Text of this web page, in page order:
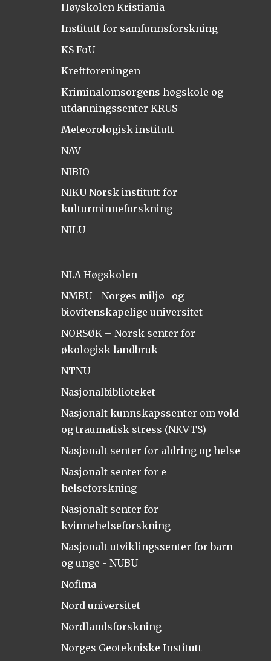
Høyskolen Kristiania
Institutt for samfunnsforskning
KS FoU
Kreftforeningen
Kriminalomsorgens høgskole og
utdanningssenter KRUS
Meteorologisk institutt
NAV
NIBIO
NIKU Norsk institutt for
kulturminneforskning
NILU
NLA Høgskolen
NMBU - Norges miljø- og
biovitenskapelige universitet
NORSØK – Norsk senter for
økologisk landbruk
NTNU
Nasjonalbiblioteket
Nasjonalt kunnskapssenter om vold
og traumatisk stress (NKVTS)
Nasjonalt senter for aldring og helse
Nasjonalt senter for e-
helseforskning
Nasjonalt senter for
kvinnehelseforskning
Nasjonalt utviklingssenter for barn
og unge - NUBU
Nofima
Nord universitet
Nordlandsforskning
Norges Geotekniske Institutt